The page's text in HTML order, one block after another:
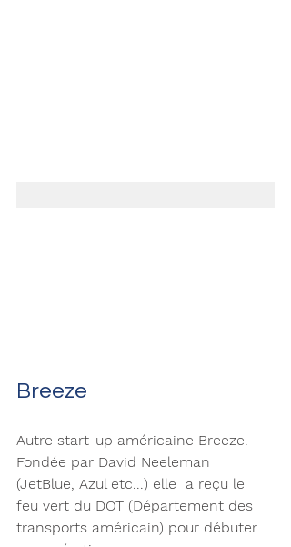
Breeze
Autre start-up américaine Breeze.
Fondée par David Neeleman
(JetBlue, Azul etc...) elle  a reçu le
feu vert du DOT (Département des
transports américain) pour débuter